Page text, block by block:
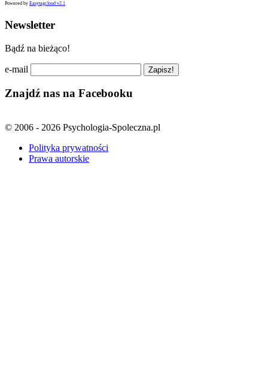
Powered by Easytagcloud v2.1
Newsletter
Bądź na bieżąco!
e-mail
Znajdź nas na Facebooku
© 2006 - 2026 Psychologia-Spoleczna.pl
Polityka prywatności
Prawa autorskie